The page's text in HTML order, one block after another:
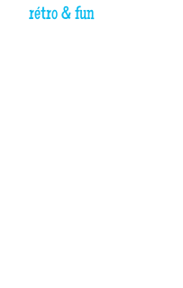
rétro & fun